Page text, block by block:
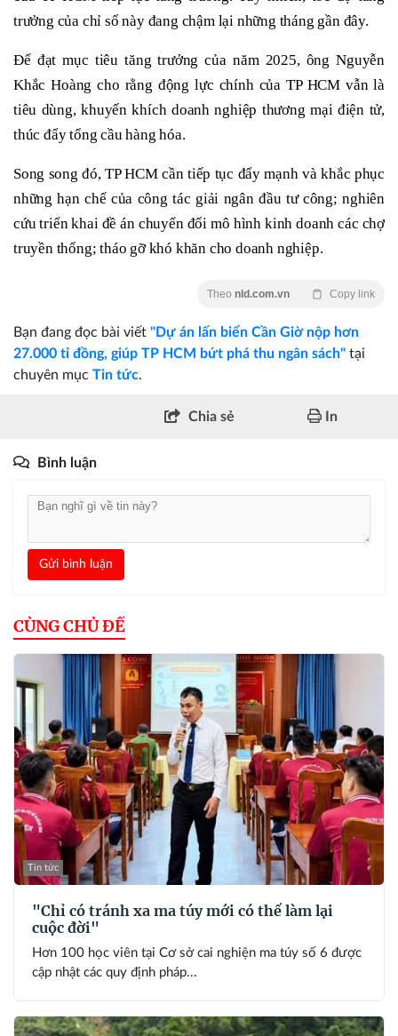
trưởng của chỉ số này đang chậm lại những tháng gần đây.
Để đạt mục tiêu tăng trưởng của năm 2025, ông Nguyễn
Khắc Hoàng cho rằng động lực chính của TP HCM vẫn là
tiêu dùng, khuyến khích doanh nghiệp thương mại điện tử,
thúc đẩy tổng cầu hàng hóa.
Song song đó, TP HCM cần tiếp tục đẩy mạnh và khắc phục
những hạn chế của công tác giải ngân đầu tư công; nghiên
cứu triển khai đề án chuyển đổi mô hình kinh doanh các chợ
truyền thống; tháo gỡ khó khăn cho doanh nghiệp.
Theo nld.com.vn Copy link
Bạn đang đọc bài viết "Dự án lấn biển Cần Giờ nộp hơn
27.000 tỉ đồng, giúp TP HCM bứt phá thu ngân sách" tại
chuyên mục Tin tức.
Chia sẻ In
Bình luận
Gửi bình luận
CÙNG CHỦ ĐỀ
Tin tức
"Chỉ có tránh xa ma túy mới có thể làm lại
cuộc đời"
Hơn 100 học viên tại Cơ sở cai nghiện ma túy số 6 được
cập nhật các quy định pháp...